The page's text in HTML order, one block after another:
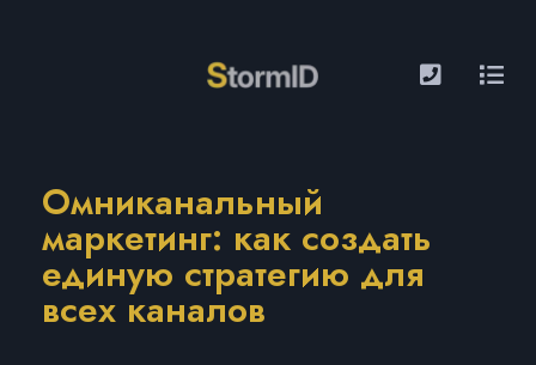
Омниканальный
маркетинг: как создать
единую стратегию для
всех каналов